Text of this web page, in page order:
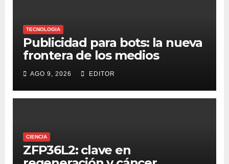
TECNOLOGIA
Publicidad para bots: la nueva
frontera de los medios
AGO 9, 2026 EDITOR
CIENCIA
ZFP36L2: clave en